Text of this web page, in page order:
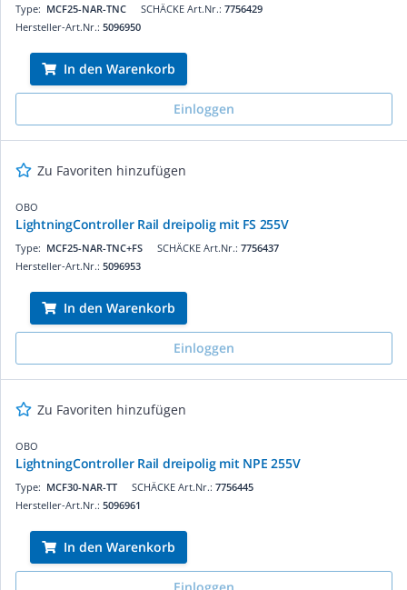
SCHÄCKE Art.Nr.: 7756429
Type: MCF25-NAR-TNC
Hersteller-Art.Nr.: 5096950
In den Warenkorb
Einloggen
Zu Favoriten hinzufügen
OBO
LightningController Rail dreipolig mit FS 255V
SCHÄCKE Art.Nr.: 7756437
Type: MCF25-NAR-TNC+FS
Hersteller-Art.Nr.: 5096953
In den Warenkorb
Einloggen
Zu Favoriten hinzufügen
OBO
LightningController Rail dreipolig mit NPE 255V
SCHÄCKE Art.Nr.: 7756445
Type: MCF30-NAR-TT
Hersteller-Art.Nr.: 5096961
In den Warenkorb